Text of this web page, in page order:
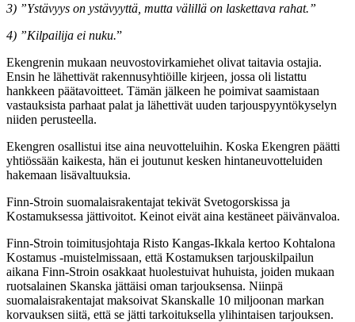
3) ”Ystävyys on ystävyyttä, mutta välillä on laskettava rahat.”
4) ”Kilpailija ei nuku.”
Ekengrenin mukaan neuvostovirkamiehet olivat taitavia ostajia.
Ensin he lähettivät rakennusyhtiöille kirjeen, jossa oli listattu
hankkeen päätavoitteet. Tämän jälkeen he poimivat saamistaan
vastauksista parhaat palat ja lähettivät uuden tarjouspyyntökyselyn
niiden perusteella.
Ekengren osallistui itse aina neuvotteluihin. Koska Ekengren päätti
yhtiössään kaikesta, hän ei joutunut kesken hintaneuvotteluiden
hakemaan lisävaltuuksia.
Finn-Stroin suomalaisrakentajat tekivät Svetogorskissa ja
Kostamuksessa jättivoitot. Keinot eivät aina kestäneet päivän­valoa.
Finn-Stroin toimitusjohtaja Risto Kangas-Ikkala kertoo Kohtalona
Kostamus -muistelmissaan, että Kostamuksen tarjouskilpailun
aikana Finn-Stroin osakkaat huolestuivat huhuista, joiden mukaan
ruotsalainen Skanska jättäisi oman tarjouksensa. Niinpä
suomalaisrakentajat maksoivat Skanskalle 10 miljoonan markan
korvauksen siitä, että se jätti tarkoituksella ylihintaisen tarjouksen.